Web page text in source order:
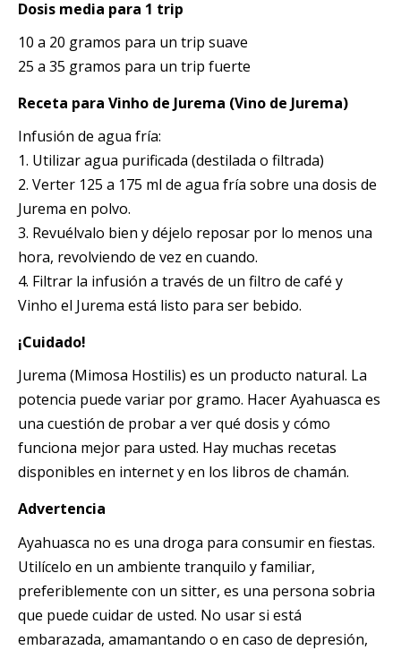
Dosis media para 1 trip
10 a 20 gramos para un trip suave
25 a 35 gramos para un trip fuerte
Receta para Vinho de Jurema (Vino de Jurema)
Infusión de agua fría:
1. Utilizar agua purificada (destilada o filtrada)
2. Verter 125 a 175 ml de agua fría sobre una dosis de
Jurema en polvo.
3. Revuélvalo bien y déjelo reposar por lo menos una
hora, revolviendo de vez en cuando.
4. Filtrar la infusión a través de un filtro de café y
Vinho el Jurema está listo para ser bebido.
¡Cuidado!
Jurema (Mimosa Hostilis) es un producto natural. La
potencia puede variar por gramo. Hacer Ayahuasca es
una cuestión de probar a ver qué dosis y cómo
funciona mejor para usted. Hay muchas recetas
disponibles en internet y en los libros de chamán.
Advertencia
Ayahuasca no es una droga para consumir en fiestas.
Utilícelo en un ambiente tranquilo y familiar,
preferiblemente con un sitter, es una persona sobria
que puede cuidar de usted. No usar si está
embarazada, amamantando o en caso de depresión,